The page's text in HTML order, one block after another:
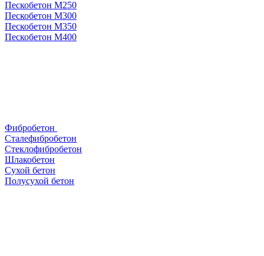
Пескобетон М250
Пескобетон М300
Пескобетон М350
Пескобетон М400
Фибробетон
Сталефибробетон
Стеклофибробетон
Шлакобетон
Сухой бетон
Полусухой бетон